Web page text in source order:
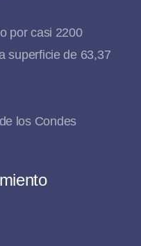
por casi 2200
superficie de 63,37